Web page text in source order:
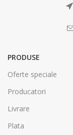
PRODUSE
Oferte speciale
Producatori
Livrare
Plata